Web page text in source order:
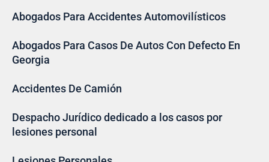
Abogados Para Accidentes Automovilísticos
Abogados Para Casos De Autos Con Defecto En
Georgia
Accidentes De Camión
Despacho Jurídico dedicado a los casos por
lesiones personal